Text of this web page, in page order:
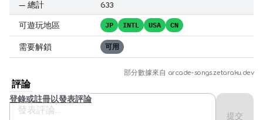
— 總計 633
可遊玩地區 JP INTL USA CN
需要解鎖 可用
部分數據來自 arcade-songs.zetaraku.dev
評論
提交
登錄或註冊以發表評論